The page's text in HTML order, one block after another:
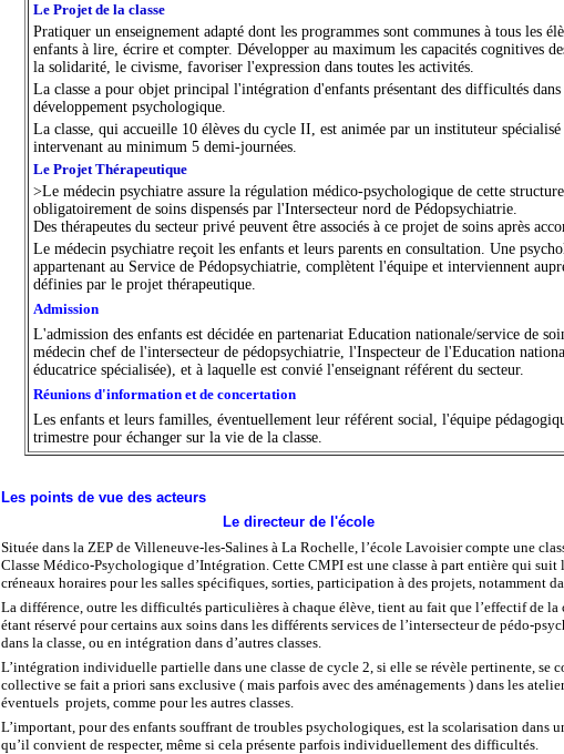
Le Projet de la classe
Pratiquer un enseignement adapté dont les programmes sont communes à tous les
enfants à lire, écrire et compter. Développer au maximum les capacités cognitives
la solidarité, le civisme, favoriser l'expression dans toutes les activités.
La classe a pour objet principal l'intégration d'enfants présentant des difficultés dans
développement psychologique.
La classe, qui accueille 10 élèves du cycle II, est animée par un instituteur
intervenant au minimum 5 demi-journées.
Le Projet Thérapeutique
>Le médecin psychiatre assure la régulation médico-psychologique de cette
obligatoirement de soins dispensés par l'Intersecteur nord de Pédopsychiatrie.
Des thérapeutes du secteur privé peuvent être associés à ce projet de soins après
Le médecin psychiatre reçoit les enfants et leurs parents en consultation. Une
appartenant au Service de Pédopsychiatrie, complètent l'équipe et interviennent
définies par le projet thérapeutique.
Admission
L'admission des enfants est décidée en partenariat Education nationale/service de
médecin chef de l'intersecteur de pédopsychiatrie, l'Inspecteur de l'Education
éducatrice spécialisée), et à laquelle est convié l'enseignant référent du secteur.
Réunions d'information et de concertation
Les enfants et leurs familles, éventuellement leur référent social, l'équipe
trimestre pour échanger sur la vie de la classe.
Les points de vue des acteurs
Le directeur de l'école
Située dans la ZEP de Villeneuve-les-Salines à La Rochelle, l’école Lavoisier compte une
Classe Médico-Psychologique d’Intégration. Cette CMPI est une classe à part entière qui
créneaux horaires pour les salles spécifiques, sorties, participation à des projets, notamment
La différence, outre les difficultés particulières à chaque élève, tient au fait que l’effectif de la
étant réservé pour certains aux soins dans les différents services de l’intersecteur de pédo-
dans la classe, ou en intégration dans d’autres classes.
L’intégration individuelle partielle dans une classe de cycle 2, si elle se révèle pertinente, se
collective se fait a priori sans exclusive ( mais parfois avec des aménagements ) dans les
éventuels projets, comme pour les autres classes.
L’important, pour des enfants souffrant de troubles psychologiques, est la scolarisation dans
qu’il convient de respecter, même si cela présente parfois individuellement des difficultés.